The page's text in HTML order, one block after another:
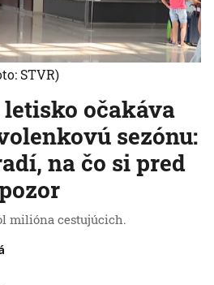
očakáva
sezónu:
na čo si pred
milióna cestujúcich.
STVR)